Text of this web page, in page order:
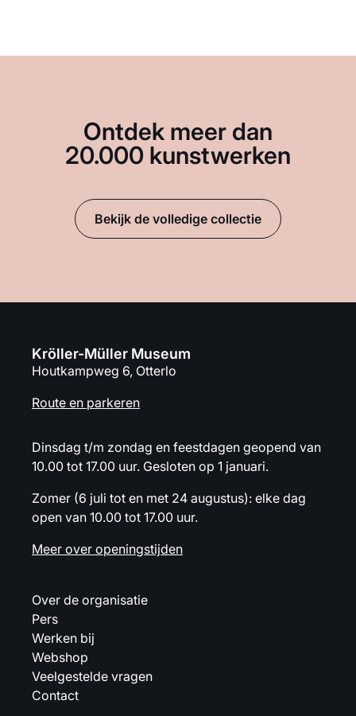
Ontdek meer dan
20.000 kunstwerken
Bekijk de volledige collectie
Kröller-Müller Museum
Houtkampweg 6, Otterlo
Route en parkeren
Dinsdag t/m zondag en feestdagen geopend van
10.00 tot 17.00 uur. Gesloten op 1 januari.
Zomer (6 juli tot en met 24 augustus): elke dag
open van 10.00 tot 17.00 uur.
Meer over openingstijden
Over de organisatie
Pers
Werken bij
Webshop
Veelgestelde vragen
Contact